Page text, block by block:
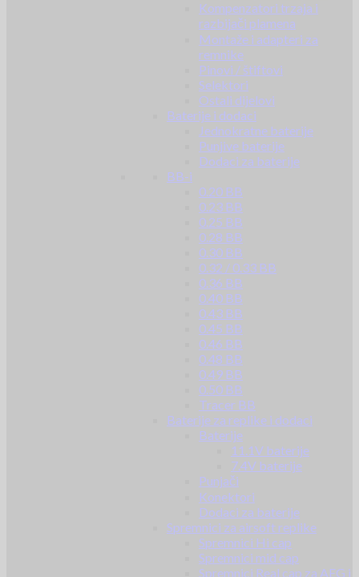
Kompenzatori trzaja i
razbijači plamena
Montaže i adapteri za
remnike
Pinovi / štiftovi
Selektori
Ostali dijelovi
Baterije i dodaci
Jednokratne baterije
Punjive baterije
Dodaci za baterije
BB-i
0.20 BB
0.23 BB
0.25 BB
0.28 BB
0.30 BB
0.32 / 0.33 BB
0.36 BB
0.40 BB
0.43 BB
0.45 BB
0.46 BB
0.48 BB
0.49 BB
0.50 BB
Tracer BB
Baterije za replike i dodaci
Baterije
11.1V baterije
7.4V baterije
Punjači
Konektori
Dodaci za baterije
Spremnici za airsoft replike
Spremnici Hi cap
Spremnici mid cap
Spremnici Real cap za AEG i